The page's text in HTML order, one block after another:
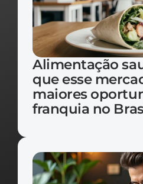
Alimentação
que esse
maiores
franquia no